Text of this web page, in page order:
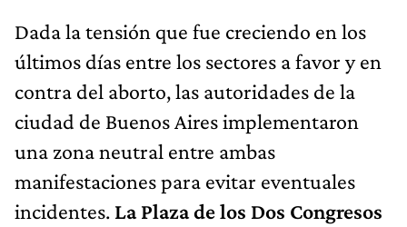
Dada la tensión que fue creciendo en los
últimos días entre los sectores a favor y en
contra del aborto, las autoridades de la
ciudad de Buenos Aires implementaron
una zona neutral entre ambas
manifestaciones para evitar eventuales
incidentes. La Plaza de los Dos Congresos